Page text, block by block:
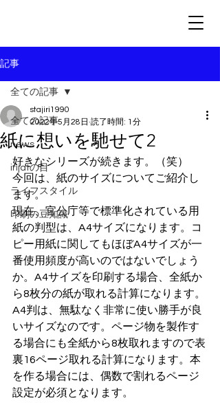
記事
全ての記事
news
irijatの目
ライフスタイル
印刷の豆知識
全ての記事
紙に想いを馳せて2
stajiri1990
2022年5月28日 読了時間: 1分
好きなシリーズが続きます。（笑）
今回は、紙のサイズについてご紹介し
ます。
現在、官公庁等で標準化されている用
紙の判型は、A4サイズになります。コ
ピー用紙に関してもほぼA4サイズが一
番使用頻度が高いのではないでしょう
か。A4サイズを印刷する場合、全紙か
ら8枚分の紙が取れる計算になります。
A4判は、無駄なく非常に使い勝手が良
いサイズなのです。ページ物を製作す
る場合にも全紙から8枚取れますので表
裏16ページ取れる計算になります。本
を作る場合には、偶数で割れるページ
設定が必須となります。